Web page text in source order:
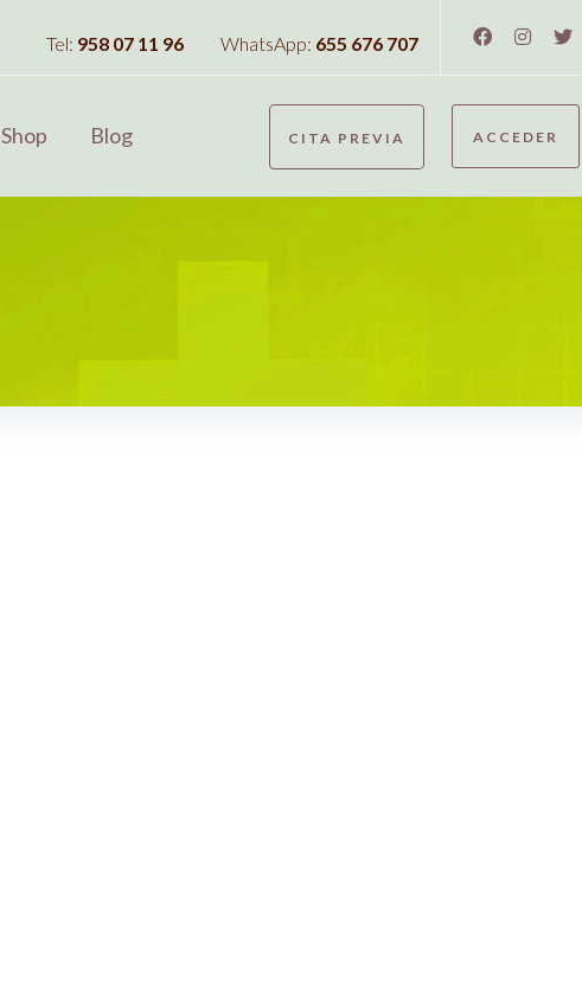
Tel: 958 07 11 96 WhatsApp: 655 676 707
Shop Blog CITA PREVIA ACCEDER